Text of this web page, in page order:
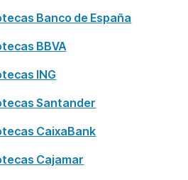
Banco de España
BBVA
ING
Santander
CaixaBank
Cajamar